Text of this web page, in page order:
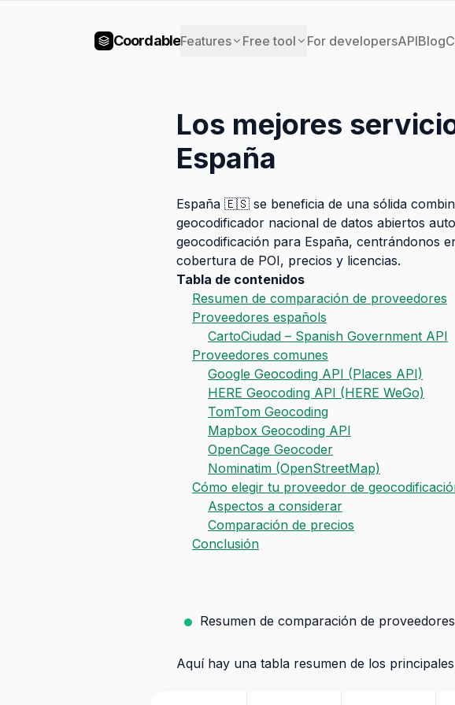
CoordableFeatures Free tool For developersAPIBlog
Los mejores
España
España 🇪🇸 se beneficia de una sólida
geocodificador nacional de datos abiertos
geocodificación para España, centrándonos
cobertura de POI, precios y licencias.
Tabla de contenidos
Resumen de comparación de proveedores
Proveedores españols
CartoCiudad – Spanish Government API
Proveedores comunes
Google Geocoding API (Places API)
HERE Geocoding API (HERE WeGo)
TomTom Geocoding
Mapbox Geocoding API
OpenCage Geocoder
Nominatim (OpenStreetMap)
Cómo elegir tu proveedor de
Aspectos a considerar
Comparación de precios
Conclusión
Resumen de comparación de proveedores
Aquí hay una tabla resumen de los